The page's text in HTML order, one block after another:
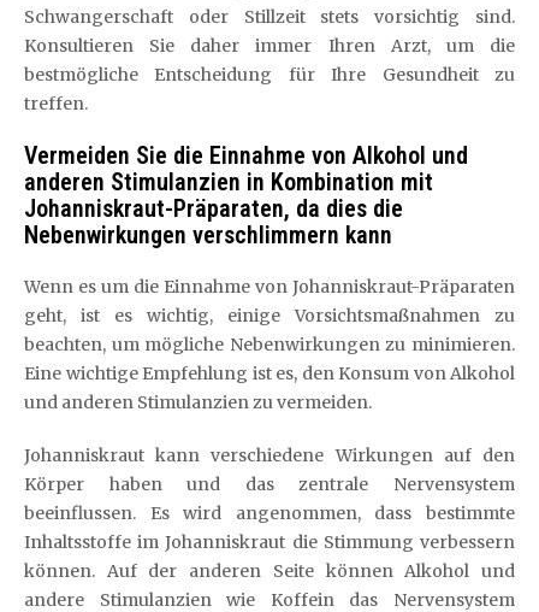
Schwangerschaft oder Stillzeit stets vorsichtig sind.
Konsultieren Sie daher immer Ihren Arzt, um die
bestmögliche Entscheidung für Ihre Gesundheit zu
treffen.
Vermeiden Sie die Einnahme von Alkohol und
anderen Stimulanzien in Kombination mit
Johanniskraut-Präparaten, da dies die
Nebenwirkungen verschlimmern kann
Wenn es um die Einnahme von Johanniskraut-Präparaten
geht, ist es wichtig, einige Vorsichtsmaßnahmen zu
beachten, um mögliche Nebenwirkungen zu minimieren.
Eine wichtige Empfehlung ist es, den Konsum von Alkohol
und anderen Stimulanzien zu vermeiden.
Johanniskraut kann verschiedene Wirkungen auf den
Körper haben und das zentrale Nervensystem
beeinflussen. Es wird angenommen, dass bestimmte
Inhaltsstoffe im Johanniskraut die Stimmung verbessern
können. Auf der anderen Seite können Alkohol und
andere Stimulanzien wie Koffein das Nervensystem